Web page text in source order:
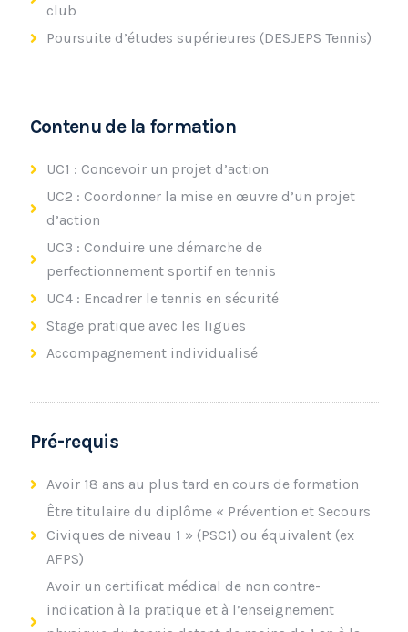
club
Poursuite d’études supérieures (DESJEPS Tennis)
Contenu de la formation
UC1 : Concevoir un projet d’action
UC2 : Coordonner la mise en œuvre d’un projet
d’action
UC3 : Conduire une démarche de
perfectionnement sportif en tennis
UC4 : Encadrer le tennis en sécurité
Stage pratique avec les ligues
Accompagnement individualisé
Pré-requis
Avoir 18 ans au plus tard en cours de formation
Être titulaire du diplôme « Prévention et Secours
Civiques de niveau 1 » (PSC1) ou équivalent (ex
AFPS)
Avoir un certificat médical de non contre-
indication à la pratique et à l’enseignement